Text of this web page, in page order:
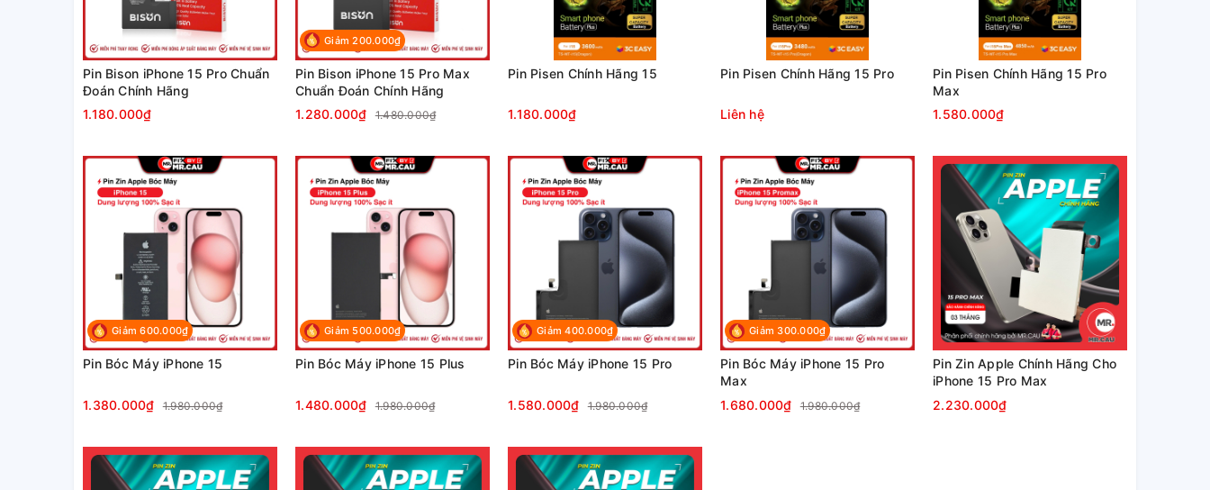
Pin Bison iPhone 15 Pro Chuẩn
Đoán Chính Hãng
1.180.000₫
Giảm 200.000₫
Pin Bison iPhone 15 Pro Max
Chuẩn Đoán Chính Hãng
1.280.000₫
1.480.000₫
Pin Pisen Chính Hãng 15
1.180.000₫
Pin Pisen Chính Hãng 15 Pro
Liên hệ
Pin Pisen Chính Hãng 15 Pro
Max
1.580.000₫
Giảm 600.000₫
Pin Bóc Máy iPhone 15
1.380.000₫ 1.980.000₫
Giảm 500.000₫
Pin Bóc Máy iPhone 15 Plus
1.480.000₫ 1.980.000₫
Giảm 400.000₫
Pin Bóc Máy iPhone 15 Pro
1.580.000₫ 1.980.000₫
Giảm 300.000₫
Pin Bóc Máy iPhone 15 Pro
Max
1.680.000₫
1.980.000₫
Pin Zin Apple Chính Hãng Cho
iPhone 15 Pro Max
2.230.000₫